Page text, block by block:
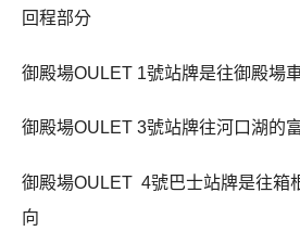
回程部分
御殿場OULET 1號站牌是往御殿場
御殿場OULET 3號站牌往河口湖的
御殿場OULET 4號巴士站牌是往箱
向